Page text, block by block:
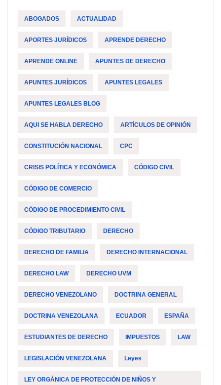
ABOGADOS ACTUALIDAD
APORTES JURÍDICOS APRENDE DERECHO
APRENDE ONLINE APUNTES DE DERECHO
APUNTES JURÍDICOS APUNTES LEGALES
APUNTES LEGALES BLOG
AQUI SE HABLA DERECHO ARTÍCULOS DE OPINIÓN
CONSTITUCIÓN NACIONAL CPC
CRISIS POLÍTICA Y ECONÓMICA CÓDIGO CIVIL
CÓDIGO DE COMERCIO
CÓDIGO DE PROCEDIMIENTO CIVIL
CÓDIGO TRIBUTARIO DERECHO
DERECHO DE FAMILIA DERECHO INTERNACIONAL
DERECHO LAW DERECHO UVM
DERECHO VENEZOLANO DOCTRINA GENERAL
DOCTRINA VENEZOLANA ECUADOR ESPAÑA
ESTUDIANTES DE DERECHO IMPUESTOS LAW
LEGISLACIÓN VENEZOLANA Leyes
LEY ORGÁNICA DE PROTECCIÓN DE NIÑOS Y